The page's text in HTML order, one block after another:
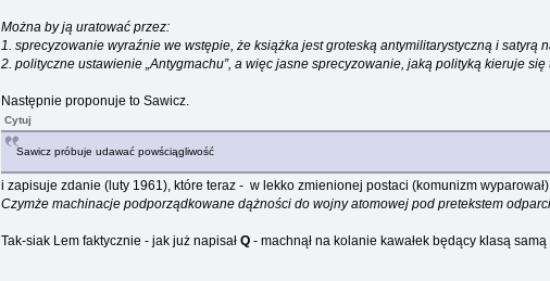
Można by ją uratować przez:
1. sprecyzowanie wyraźnie we wstępie, że książka jest groteską antymilitarystyczną i satyrą
2. polityczne ustawienie „Antygmachu”, a więc jasne sprecyzowanie, jaką polityką kieruje
Następnie proponuje to Sawicz.
Cytuj
Sawicz próbuje udawać powściągliwość
i zapisuje zdanie (luty 1961), które teraz - w lekko zmienionej postaci (komunizm
Czymże machinacje podporządkowane dążności do wojny atomowej pod pretekstem
Tak-siak Lem faktycznie - jak już napisałQ- machnął na kolanie kawałek będący klasą samą